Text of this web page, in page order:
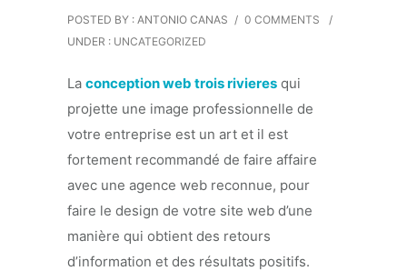
POSTED BY : ANTONIO CANAS / 0 COMMENTS
/
UNDER : UNCATEGORIZED
La conception web trois rivieres qui
projette une image professionnelle de
votre entreprise est un art et il est
fortement recommandé de faire affaire
avec une agence web reconnue, pour
faire le design de votre site web d’une
manière qui obtient des retours
d’information et des résultats positifs.